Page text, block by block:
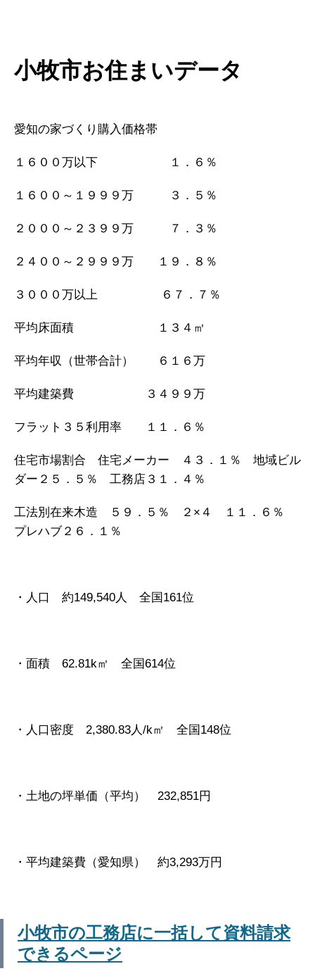
小牧市お住まいデータ
愛知の家づくり購入価格帯
１６００万以下 １．６％
１６００～１９９９万 ３．５％
２０００～２３９９万 ７．３％
２４００～２９９９万 １９．８％
３０００万以上 ６７．７％
平均床面積 １３４㎡
平均年収（世帯合計） ６１６万
平均建築費 ３４９９万
フラット３５利用率 １１．６％
住宅市場割合 住宅メーカー ４３．１％ 地域ビル
ダー２５．５％ 工務店３１．４％
工法別在来木造 ５９．５％ ２×４ １１．６％
プレハブ２６．１％
・人口 約149,540人 全国161位
・面積 62.81k㎡ 全国614位
・人口密度 2,380.83人/k㎡ 全国148位
・土地の坪単価（平均） 232,851円
・平均建築費（愛知県） 約3,293万円
小牧市の工務店に一括して資料請求
できるページ